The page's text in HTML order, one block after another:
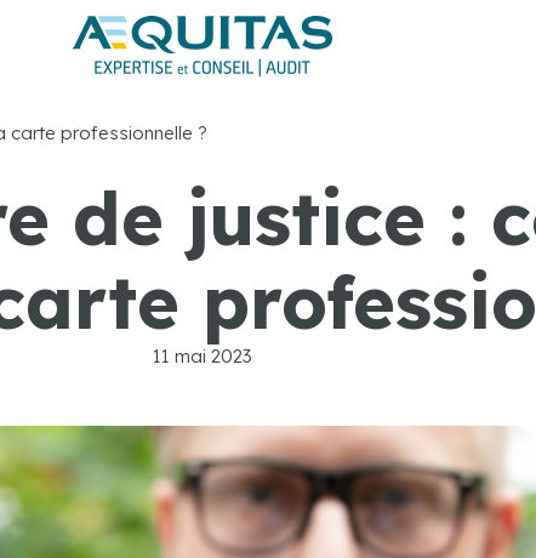
carte professionnelle ?
de justice :
11 mai 2023